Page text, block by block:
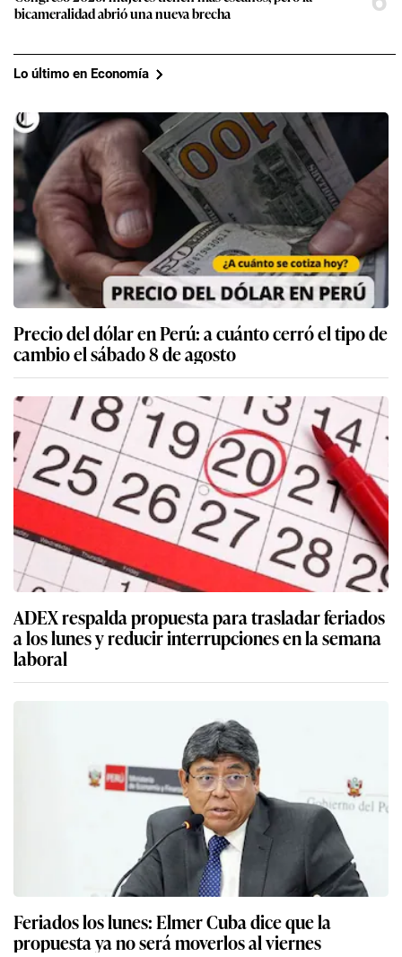
bicameralidad abrió una nueva brecha
Lo último en Economía
Precio del dólar en Perú: a cuánto cerró el tipo de
cambio el sábado 8 de agosto
ADEX respalda propuesta para trasladar feriados
a los lunes y reducir interrupciones en la semana
laboral
Feriados los lunes: Elmer Cuba dice que la
propuesta ya no será moverlos al viernes